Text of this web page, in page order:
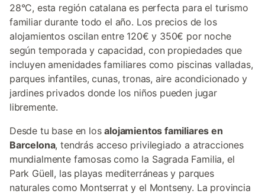
28°C, esta región catalana es perfecta para el turismo
familiar durante todo el año. Los precios de los
alojamientos oscilan entre 120€ y 350€ por noche
según temporada y capacidad, con propiedades que
incluyen amenidades familiares como piscinas valladas,
parques infantiles, cunas, tronas, aire acondicionado y
jardines privados donde los niños pueden jugar
libremente.
Desde tu base en losalojamientos familiares en
Barcelona, tendrás acceso privilegiado a atracciones
mundialmente famosas como la Sagrada Familia, el
Park Güell, las playas mediterráneas y parques
naturales como Montserrat y el Montseny. La provincia